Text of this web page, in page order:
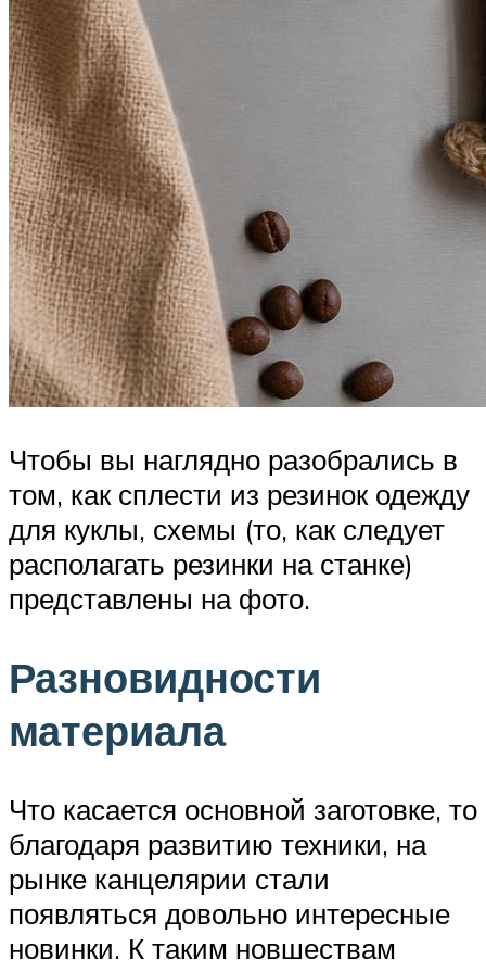
Чтобы вы наглядно разобрались в
том, как сплести из резинок одежду
для куклы, схемы (то, как следует
располагать резинки на станке)
представлены на фото.
Разновидности
материала
Что касается основной заготовке, то
благодаря развитию техники, на
рынке канцелярии стали
появляться довольно интересные
новинки. К таким новшествам